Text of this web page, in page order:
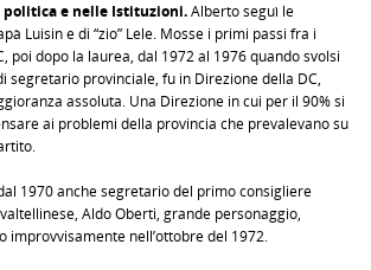
politica e nelle Istituzioni.Alberto seguì le
Luisin e di “zio” Lele. Mosse i primi passi fra i
poi dopo la laurea, dal 1972 al 1976 quando svolsi
segretario provinciale, fu in Direzione della DC,
assoluta. Una Direzione in cui per il 90% si
ai problemi della provincia che prevalevano su
1970 anche segretario del primo consigliere
Aldo Oberti, grande personaggio,
improvvisamente nell’ottobre del 1972.